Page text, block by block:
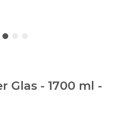
Glas - 1700 ml -